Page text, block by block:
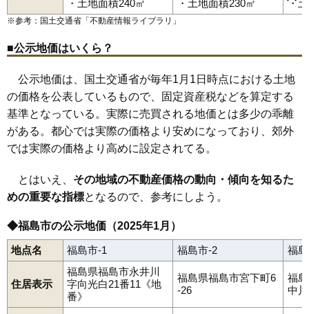
87 飯坂町東湯野 4.8万円
90 下飯坂 4.5万円 81万円 -6.3%
91 岡島 4.1万円 1,616万円 3.7%
92 下野寺 4.1万円 361万円 4.8%
3.7万円
95 飯野町大久保 3.5万円 455万円 -2.8%
96 飯野町 3.0万円 391万円
97 荒井 2.8万円
98 松川町浅川 2.7万円 319万円 -0.1%
99 桜本 2.5万円 163万円 -8.2%
100 立子山 2.3万円 40万円 -9.6%
大笹生
・土地面積240㎡ ・土地面積230㎡ ・
※参考：国土交通省「不動産情報ライブラリ 」
■公示地価はいくら？
公示地価は、国土交通省が毎年1月1日時点における土地
の価格を公表しているもので、固定資産税などを算定する
基準となっている。実際に売買される地価とは多少の乖離
がある。都心では実際の価格より安めになっており、郊外
では実際の価格より高めに設定されてる。
とはいえ、 その地域の不動産価格の動向・傾向を知るた
めの重要な指標となるので、参考にしよう。
◆福島市の公示地価（2025年1月）
地点名 福島市-1 福島市-2 福
住居表示
福島県福島市永井川
字向光白21番11《地
番》
福島県福島市宮下町6
-26
福
中
笹谷五月町清水町下飯坂下鳥渡下野寺新町清明町瀬上町
太平寺田沢立子山仲間町天神町鳥谷野
方木田蓬莱町堀河町
松川町関谷松川町沼袋松川町美郷松木町松浪町松山町丸子
八木田八島田 八島町柳町山口吉倉早稲町渡利
卸町駅福島学院前駅瀬上駅向瀬上駅曽根田駅
美術館図書館前駅岩代清水駅泉〔福島交通〕駅